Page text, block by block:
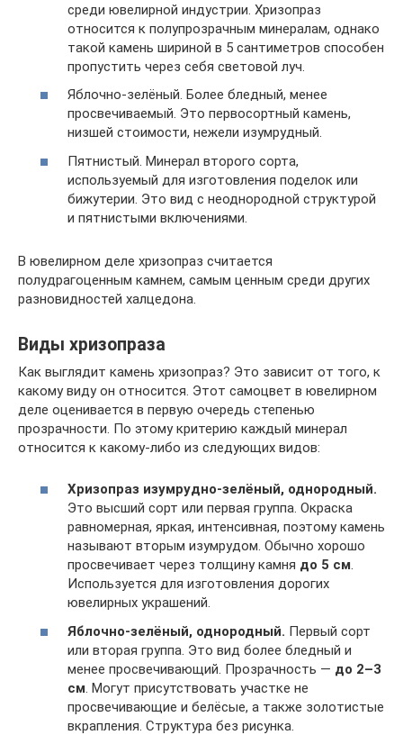
среди ювелирной индустрии. Хризопраз
относится к полупрозрачным минералам, однако
такой камень шириной в 5 сантиметров способен
пропустить через себя световой луч.
Яблочно-зелёный. Более бледный, менее
просвечиваемый. Это первосортный камень,
низшей стоимости, нежели изумрудный.
Пятнистый. Минерал второго сорта,
используемый для изготовления поделок или
бижутерии. Это вид с неоднородной структурой
и пятнистыми включениями.
В ювелирном деле хризопраз считается
полудрагоценным камнем, самым ценным среди других
разновидностей халцедона.
Виды хризопраза
Как выглядит камень хризопраз? Это зависит от того, к
какому виду он относится. Этот самоцвет в ювелирном
деле оценивается в первую очередь степенью
прозрачности. По этому критерию каждый минерал
относится к какому-либо из следующих видов:
Хризопраз изумрудно-зелёный, однородный.
Это высший сорт или первая группа. Окраска
равномерная, яркая, интенсивная, поэтому камень
называют вторым изумрудом. Обычно хорошо
просвечивает через толщину камня до 5 см.
Используется для изготовления дорогих
ювелирных украшений.
Яблочно-зелёный, однородный. Первый сорт
или вторая группа. Это вид более бледный и
менее просвечивающий. Прозрачность — до 2–3
см . Могут присутствовать участке не
просвечивающие и белёсые, а также золотистые
вкрапления. Структура без рисунка.